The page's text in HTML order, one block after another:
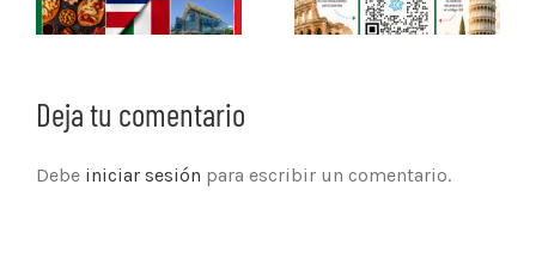
Deja tu comentario
Debe iniciar sesión para escribir un comentario.